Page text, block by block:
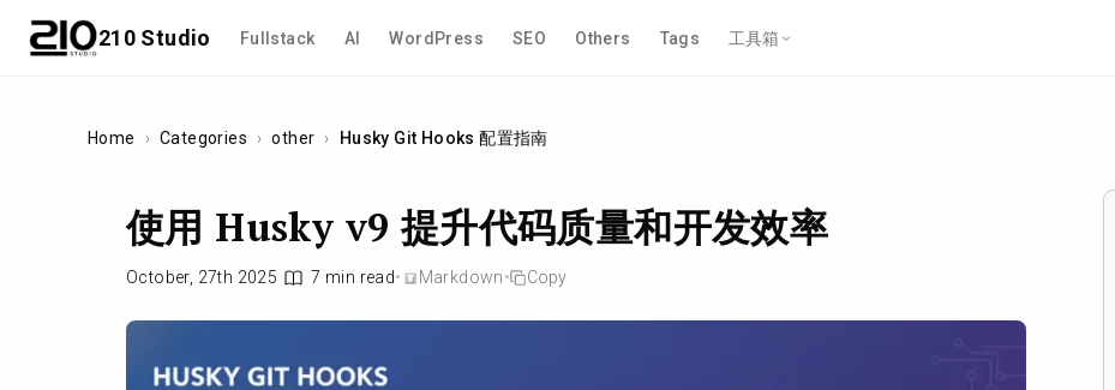
210 Studio Fullstack AI WordPress SEO Others Tags 工具箱
Home › Categories › other › Husky Git Hooks 配置指南
使用 Husky v9 提升代码质量和开发效率
October, 27th 2025 7 min read• Markdown• Copy